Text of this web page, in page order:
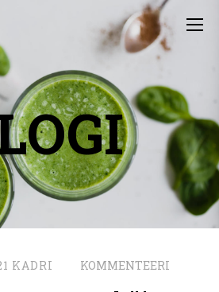
KADRI KOMMENTEERI